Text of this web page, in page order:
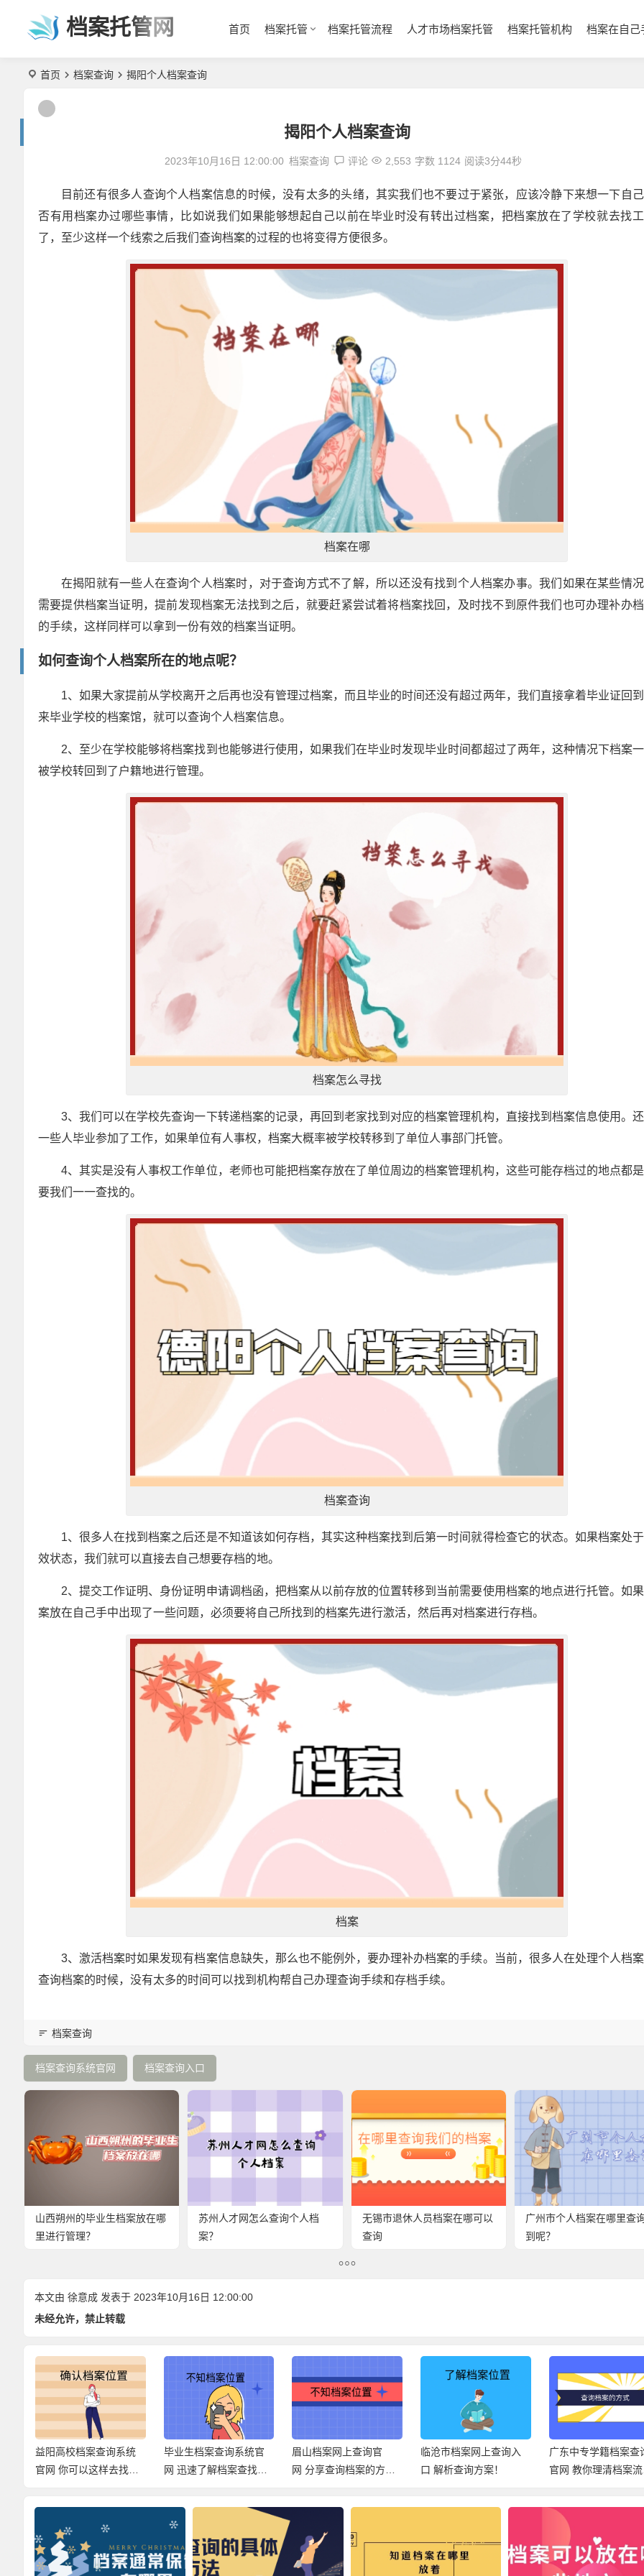
档案托管网 首页 档案托管 档案托管流程 人才市场档案托管 档案托管机构 档案在自己
首页 档案查询 揭阳个人档案查询
揭阳个人档案查询
2023年10月16日 12:00:00 档案查询 评论 2,553 字数 1124 阅读3分44秒
目前还有很多人查询个人档案信息的时候，没有太多的头绪，其实我们也不要过于紧张，应该冷静下来想一下自
否有用档案办过哪些事情，比如说我们如果能够想起自己以前在毕业时没有转出过档案，把档案放在了学校就去找
了，至少这样一个线索之后我们查询档案的过程的也将变得方便很多。
档案在哪
在揭阳就有一些人在查询个人档案时，对于查询方式不了解，所以还没有找到个人档案办事。我们如果在某些情
需要提供档案当证明，提前发现档案无法找到之后，就要赶紧尝试着将档案找回，及时找不到原件我们也可办理补办
的手续，这样同样可以拿到一份有效的档案当证明。
如何查询个人档案所在的地点呢？
1、如果大家提前从学校离开之后再也没有管理过档案，而且毕业的时间还没有超过两年，我们直接拿着毕业证回
来毕业学校的档案馆，就可以查询个人档案信息。
2、至少在学校能够将档案找到也能够进行使用，如果我们在毕业时发现毕业时间都超过了两年，这种情况下档案
被学校转回到了户籍地进行管理。
档案怎么寻找
3、我们可以在学校先查询一下转递档案的记录，再回到老家找到对应的档案管理机构，直接找到档案信息使用。
一些人毕业参加了工作，如果单位有人事权，档案大概率被学校转移到了单位人事部门托管。
4、其实是没有人事权工作单位，老师也可能把档案存放在了单位周边的档案管理机构，这些可能存档过的地点都
要我们一一查找的。
档案查询
1、很多人在找到档案之后还是不知道该如何存档，其实这种档案找到后第一时间就得检查它的状态。如果档案处
效状态，我们就可以直接去自己想要存档的地。
2、提交工作证明、身份证明申请调档函，把档案从以前存放的位置转移到当前需要使用档案的地点进行托管。如
案放在自己手中出现了一些问题，必须要将自己所找到的档案先进行激活，然后再对档案进行存档。
档案
3、激活档案时如果发现有档案信息缺失，那么也不能例外，要办理补办档案的手续。当前，很多人在处理个人档
查询档案的时候，没有太多的时间可以找到机构帮自己办理查询手续和存档手续。
档案查询
档案查询系统官网 档案查询入口
山西朔州的毕业生档案放在哪
里进行管理？
苏州人才网怎么查询个人档
案？
无锡市退休人员档案在哪可以
查询
广州市个人档案在哪里查
到呢？
本文由 徐意成 发表于 2023年10月16日 12:00:00
未经允许，禁止转载
益阳高校档案查询系统
官网 你可以这样去找档
毕业生档案查询系统官
网 迅速了解档案查找经
眉山档案网上查询官
网 分享查询档案的方
临沧市档案网上查询入
口 解析查询方案！
广东中专学籍档案查
官网 教你理清档案流